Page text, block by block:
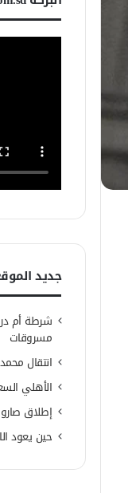
جديد
شرطة أم
مسروقات
انتقال
الأهلي
إطلاق
حين يعود